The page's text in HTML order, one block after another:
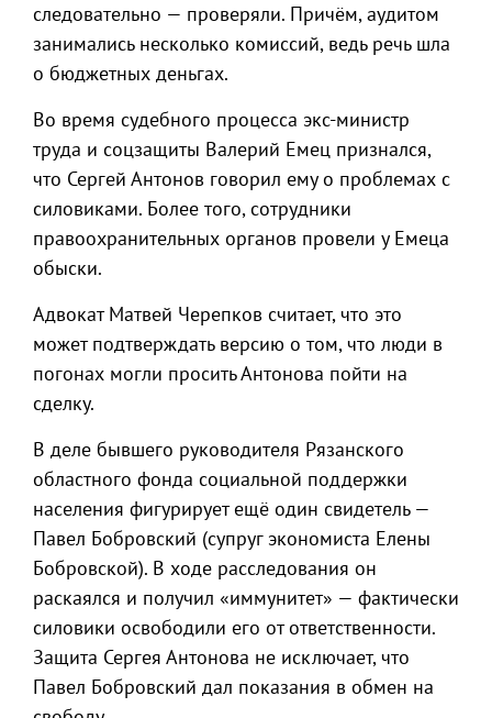
следовательно — проверяли. Причём, аудитом
занимались несколько комиссий, ведь речь шла
о бюджетных деньгах.
Во время судебного процесса экс-министр
труда и соцзащиты Валерий Емец признался,
что Сергей Антонов говорил ему о проблемах с
силовиками. Более того, сотрудники
правоохранительных органов провели у Емеца
обыски.
Адвокат Матвей Черепков считает, что это
может подтверждать версию о том, что люди в
погонах могли просить Антонова пойти на
сделку.
В деле бывшего руководителя Рязанского
областного фонда социальной поддержки
населения фигурирует ещё один свидетель —
Павел Бобровский (супруг экономиста Елены
Бобровской). В ходе расследования он
раскаялся и получил «иммунитет» — фактически
силовики освободили его от ответственности.
Защита Сергея Антонова не исключает, что
Павел Бобровский дал показания в обмен на